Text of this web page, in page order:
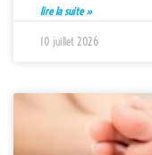
lire la suite »
10 juillet 2026